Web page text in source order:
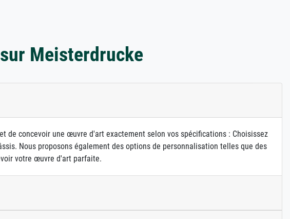
Meisterdrucke
concevoir une œuvre d'art exactement selon vos spécifications : Choisissez
Nous proposons également des options de personnalisation telles que des
votre œuvre d'art parfaite.